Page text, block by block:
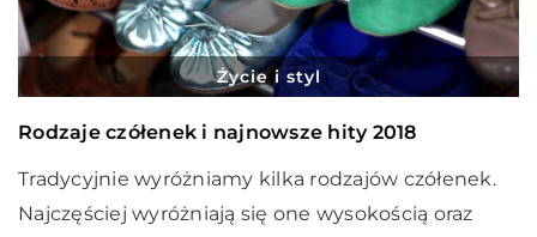
Życie i styl
Rodzaje czółenek i najnowsze hity 2018
Tradycyjnie wyróżniamy kilka rodzajów czółenek.
Najczęściej wyróżniają się one wysokością oraz